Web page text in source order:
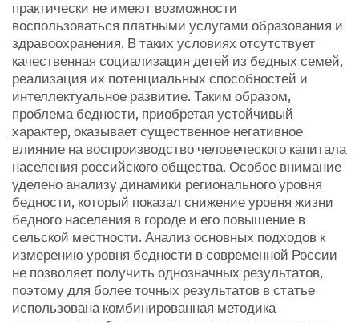
практически не имеют возможности
воспользоваться платными услугами образования и
здравоохранения. В таких условиях отсутствует
качественная социализация детей из бедных семей,
реализация их потенциальных способностей и
интеллектуальное развитие. Таким образом,
проблема бедности, приобретая устойчивый
характер, оказывает существенное негативное
влияние на воспроизводство человеческого капитала
населения российского общества. Особое внимание
уделено анализу динамики регионального уровня
бедности, который показал снижение уровня жизни
бедного населения в городе и его повышение в
сельской местности. Анализ основных подходов к
измерению уровня бедности в современной России
не позволяет получить однозначных результатов,
поэтому для более точных результатов в статье
использована комбинированная методика